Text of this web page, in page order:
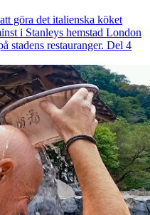
göra det italienska köket
i Stanleys hemstad London
stadens restauranger. Del 4